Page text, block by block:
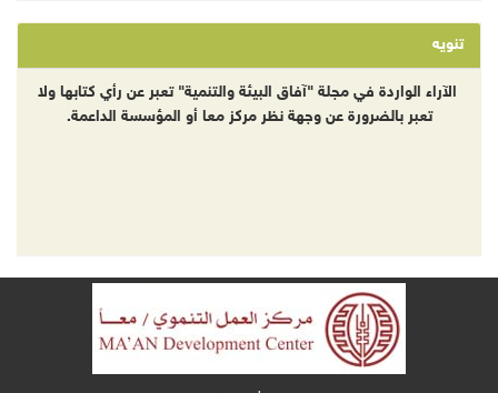
تنويه
الآراء الواردة في مجلة "آفاق البيئة والتنمية" تعبر عن رأي كتابها ولا
تعبر بالضرورة عن وجهة نظر مركز معا أو المؤسسة الداعمة.